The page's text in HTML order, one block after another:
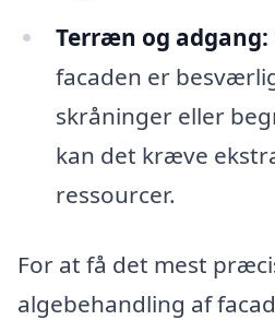
Terræn og adgang:
facaden er
skråninger eller
kan det kræve
ressourcer.
For at få det mest
algebehandling af